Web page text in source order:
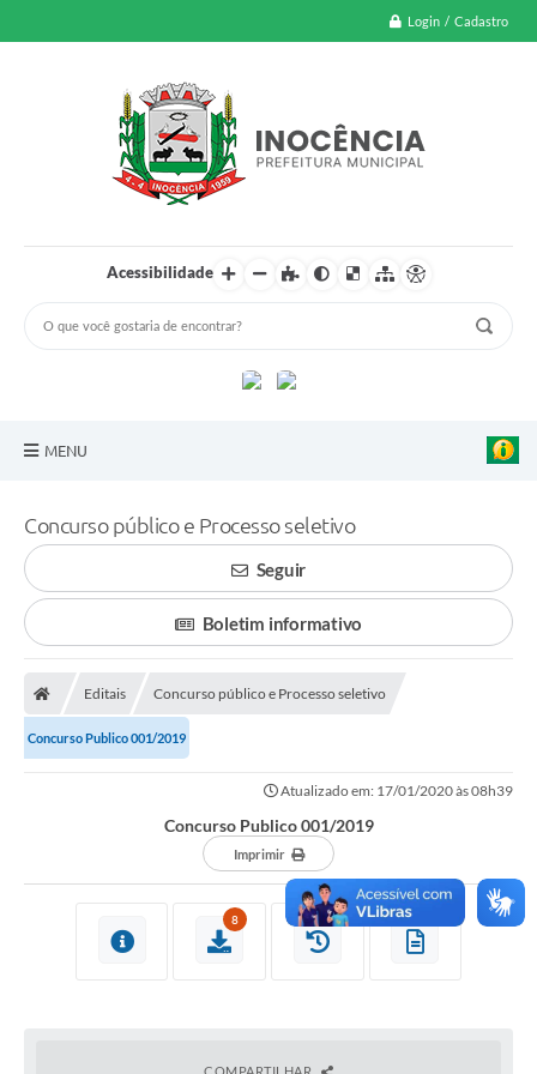
Login / Cadastro
Acessibilidade
MENU
Poder Executivo
Transparência Pública
Notícias
Legislação
Diário Oficial
Cartas de Serviços
Concurso público e Processo seletivo
Seguir
Boletim informativo
Editais Concurso público e Processo seletivo
Concurso Publico 001/2019
Atualizado em: 17/01/2020 às 08h39
Concurso Publico 001/2019
Imprimir
8